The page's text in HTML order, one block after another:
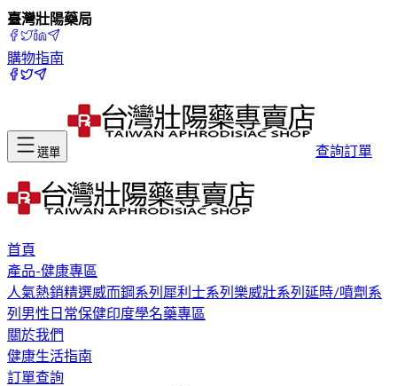
臺灣壯陽藥局
購物指南
選單 查詢訂單
首頁
產品-健康專區
人氣熱銷精選威而鋼系列 犀利士系列 樂威壯系列 延時/噴劑系
列 男性日常保健印度學名藥專區
關於我們
健康生活指南
訂單查詢